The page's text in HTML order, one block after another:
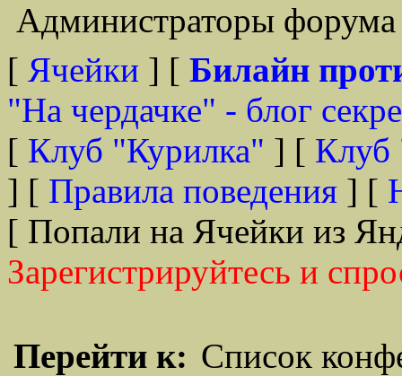
Администраторы
[ Ячейки ] [ Билайн
"На чердачке" - блог
[ Клуб "Курилка" ] [ Клуб
] [ Правила поведения ] [
[ Попали на Ячейки из
Зарегистрируйтесь и
Перейти к: Список